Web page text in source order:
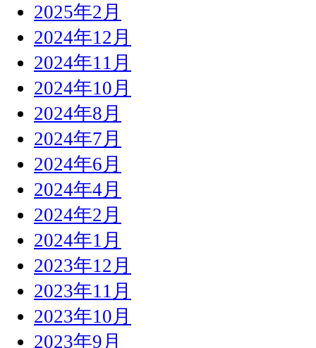
2025年2月
2024年12月
2024年11月
2024年10月
2024年8月
2024年7月
2024年6月
2024年4月
2024年2月
2024年1月
2023年12月
2023年11月
2023年10月
2023年9月